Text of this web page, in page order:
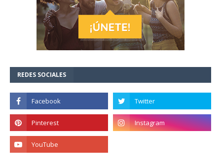
REDES SOCIALES